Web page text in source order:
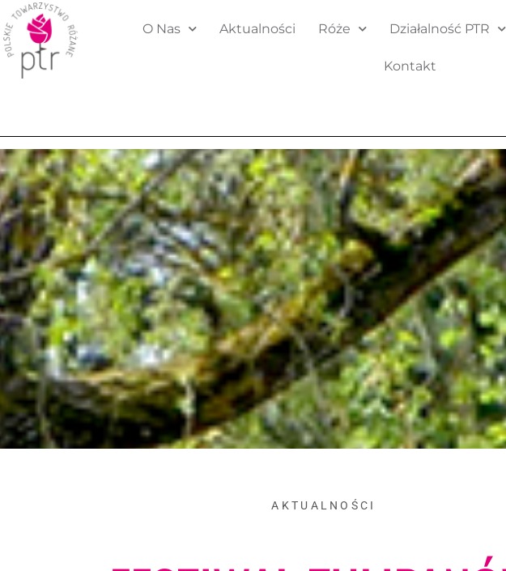
O Nas Aktualności Róże Działalność PTR
Kontakt
AKTUALNOŚCI